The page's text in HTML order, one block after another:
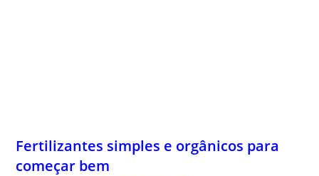
Fertilizantes simples e orgânicos para
começar bem